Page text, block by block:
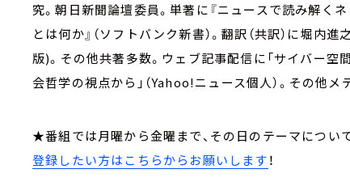
究。朝日新聞論壇委員。単著に『ニュースで読み解く
とは何か』（ソフトバンク新書）。翻訳（共訳）に堀内
版)。その他共著多数。ウェブ記事配信に「サイバー空間
会哲学の視点から」（Yahoo!ニュース個人）。その他メ
★番組では月曜から金曜まで、その日のテーマについ
登録したい方はこちらからお願いします！